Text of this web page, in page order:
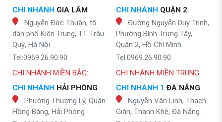
CHI NHÁNH GIA LÂM
Nguyễn Đức Thuận, tổ
dân phố Kiên Trung, TT. Trâu
Quỳ, Hà Nội
Tel:0969.26.90.90
CHI NHÁNH QUẬN 2
Đường Nguyễn Duy Trinh,
Phường Bình Trưng Tây,
Quận 2, Hồ Chí Minh
Tel:0969.26.90.90
CHI NHÁNH MIỀN BẮC:
CHI NHÁNH HẢI PHÒNG
Phường Thượng Lý, Quận
Hồng Bàng, Hải Phòng
CHI NHÁNH MIỀN TRUNG:
CHI NHÁNH 1 ĐÀ NẴNG
Nguyễn Văn Linh, Thạch
Gián, Thanh Khê, Đà Nẵng